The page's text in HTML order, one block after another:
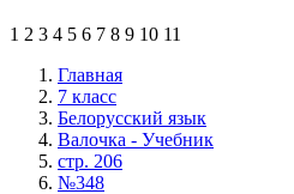
1 2 3 4 5 6 7 8 9 10 11
Главная
7 класс
Белорусский язык
Валочка - Учебник
стр. 206
№348